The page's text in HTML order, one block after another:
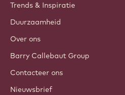
Trends & Inspiratie
Duurzaamheid
Over ons
Barry Callebaut Group
Contacteer ons
Nieuwsbrief